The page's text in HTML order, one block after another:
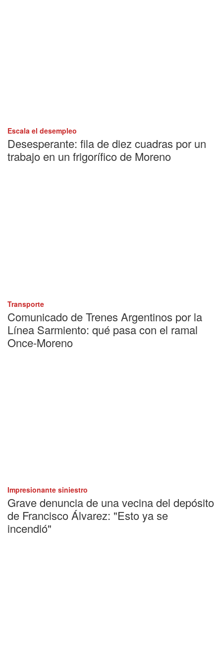
Escala el desempleo
Desesperante: fila de diez cuadras por un
trabajo en un frigorífico de Moreno
Transporte
Comunicado de Trenes Argentinos por la
Línea Sarmiento: qué pasa con el ramal
Once-Moreno
Impresionante siniestro
Grave denuncia de una vecina del depósito
de Francisco Álvarez: "Esto ya se
incendió"